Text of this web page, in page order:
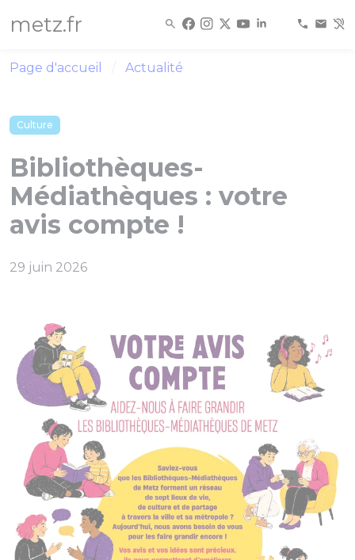
metz.fr
Page d'accueil Actualité
Culture
Bibliothèques-
Médiathèques : votre
avis compte !
29 juin 2026